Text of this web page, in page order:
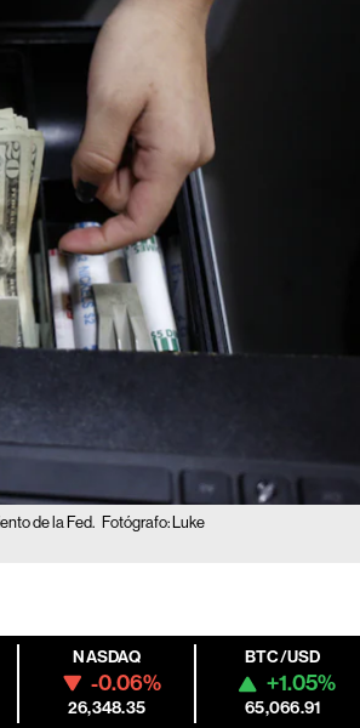
de la Fed. Fotógrafo: Luke
NASDAQ
-0.06%
26,348.35
BTC/USD
+1.05%
65,066.91